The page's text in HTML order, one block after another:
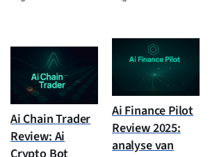
Ai Chain Trader
Review: Ai
Ai Finance Pilot
Review 2025:
analyse van